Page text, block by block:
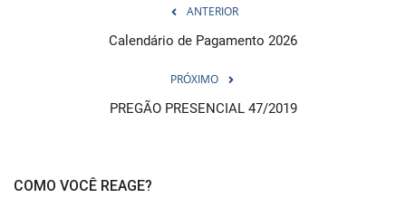
ANTERIOR
Calendário de Pagamento 2026
PRÓXIMO
PREGÃO PRESENCIAL 47/2019
COMO VOCÊ REAGE?